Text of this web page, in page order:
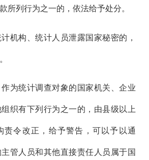
列行为之一的，依法给予处分。
机构、统计人员泄露国家秘密的，
为统计调查对象的国家机关、企业
织有下列行为之一的，由县级以上
责令改正，给予警告，可以予以通
管人员和其他直接责任人员属于国